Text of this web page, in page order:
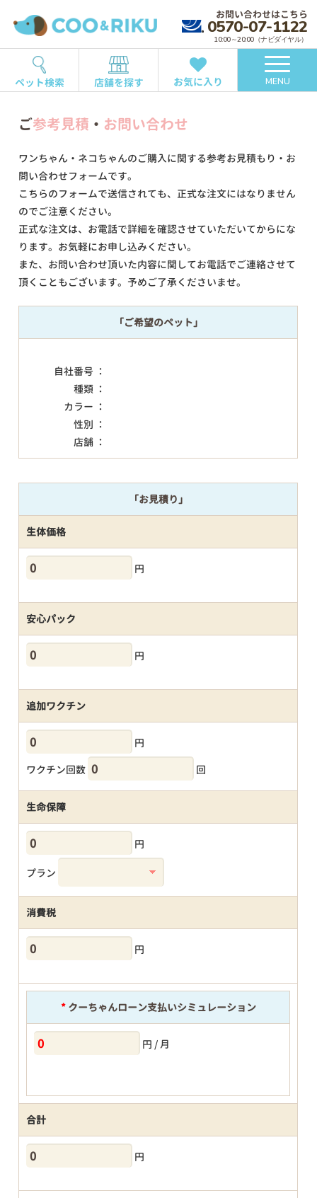
お問い合わせはこちら
0570-07-1122
10:00～20:00（ナビダイヤル）
ペット検索 店舗を探す お気に入り MENU
ご参考見積 ・ お問い合わせ
ワンちゃん・ネコちゃんのご購入に関する参考お見積もり・お
問い合わせフォームです。
こちらのフォームで送信されても、正式な注文にはなりません
のでご注意ください。
正式な注文は、お電話で詳細を確認させていただいてからにな
ります。お気軽にお申し込みください。
また、お問い合わせ頂いた内容に関してお電話でご連絡させて
頂くこともございます。予めご了承くださいませ。
「ご希望のペット」
自社番号 ：
種類 ：
カラー ：
性別 ：
店舗 ：
「お見積り」
生体価格
円
安心パック
円
追加ワクチン
円
ワクチン回数
回
生命保障
円
プラン
消費税
円
*クーちゃんローン支払いシミュレーション
円 / 月
合計
円